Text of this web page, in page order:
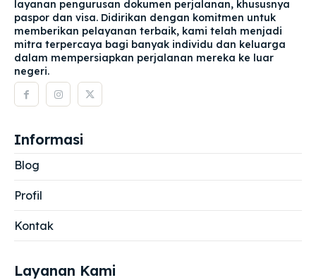
layanan pengurusan dokumen perjalanan, khususnya
paspor dan visa. Didirikan dengan komitmen untuk
memberikan pelayanan terbaik, kami telah menjadi
mitra terpercaya bagi banyak individu dan keluarga
dalam mempersiapkan perjalanan mereka ke luar
negeri.
Informasi
Blog
Profil
Kontak
Layanan Kami